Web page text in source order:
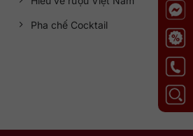
Pha chế Cocktail